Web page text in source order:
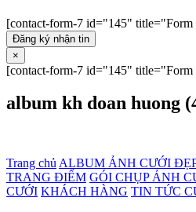
[contact-form-7 id="145"
Đăng ký nhận tin
×
[contact-form-7 id="145"
album kh doan huong
Trang chủ ALBUM ẢNH CƯỚI
TRANG ĐIỂM GÓI CHỤP ẢNH
CƯỚI KHÁCH HÀNG TIN TỨC